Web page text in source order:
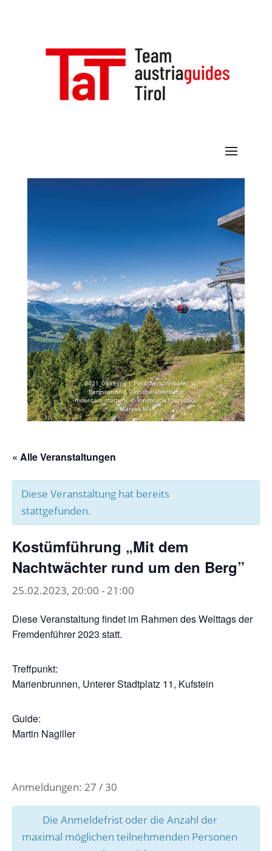
2021_0335.jpg | Patscherkofelbahn
Bergstation | Patscherkofelbahn
mountain station| © Innsbruck Tourismus
/ Markus Mair
« Alle Veranstaltungen
Diese Veranstaltung hat bereits
stattgefunden.
Kostümführung „Mit dem
Nachtwächter rund um den Berg”
25.02.2023, 20:00 -21:00
Diese Veranstaltung findet im Rahmen des Welttags der
Fremdenführer 2023 statt.
Treffpunkt:
Marienbrunnen, Unterer Stadtplatz 11, Kufstein
Guide:
Martin Nagiller
Anmeldungen: 27 / 30
Die Anmeldefrist oder die Anzahl der
maximal möglichen teilnehmenden Personen